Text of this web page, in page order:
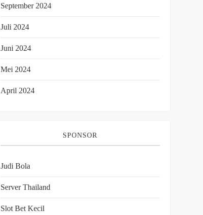
September 2024
Juli 2024
Juni 2024
Mei 2024
April 2024
SPONSOR
Judi Bola
Server Thailand
Slot Bet Kecil